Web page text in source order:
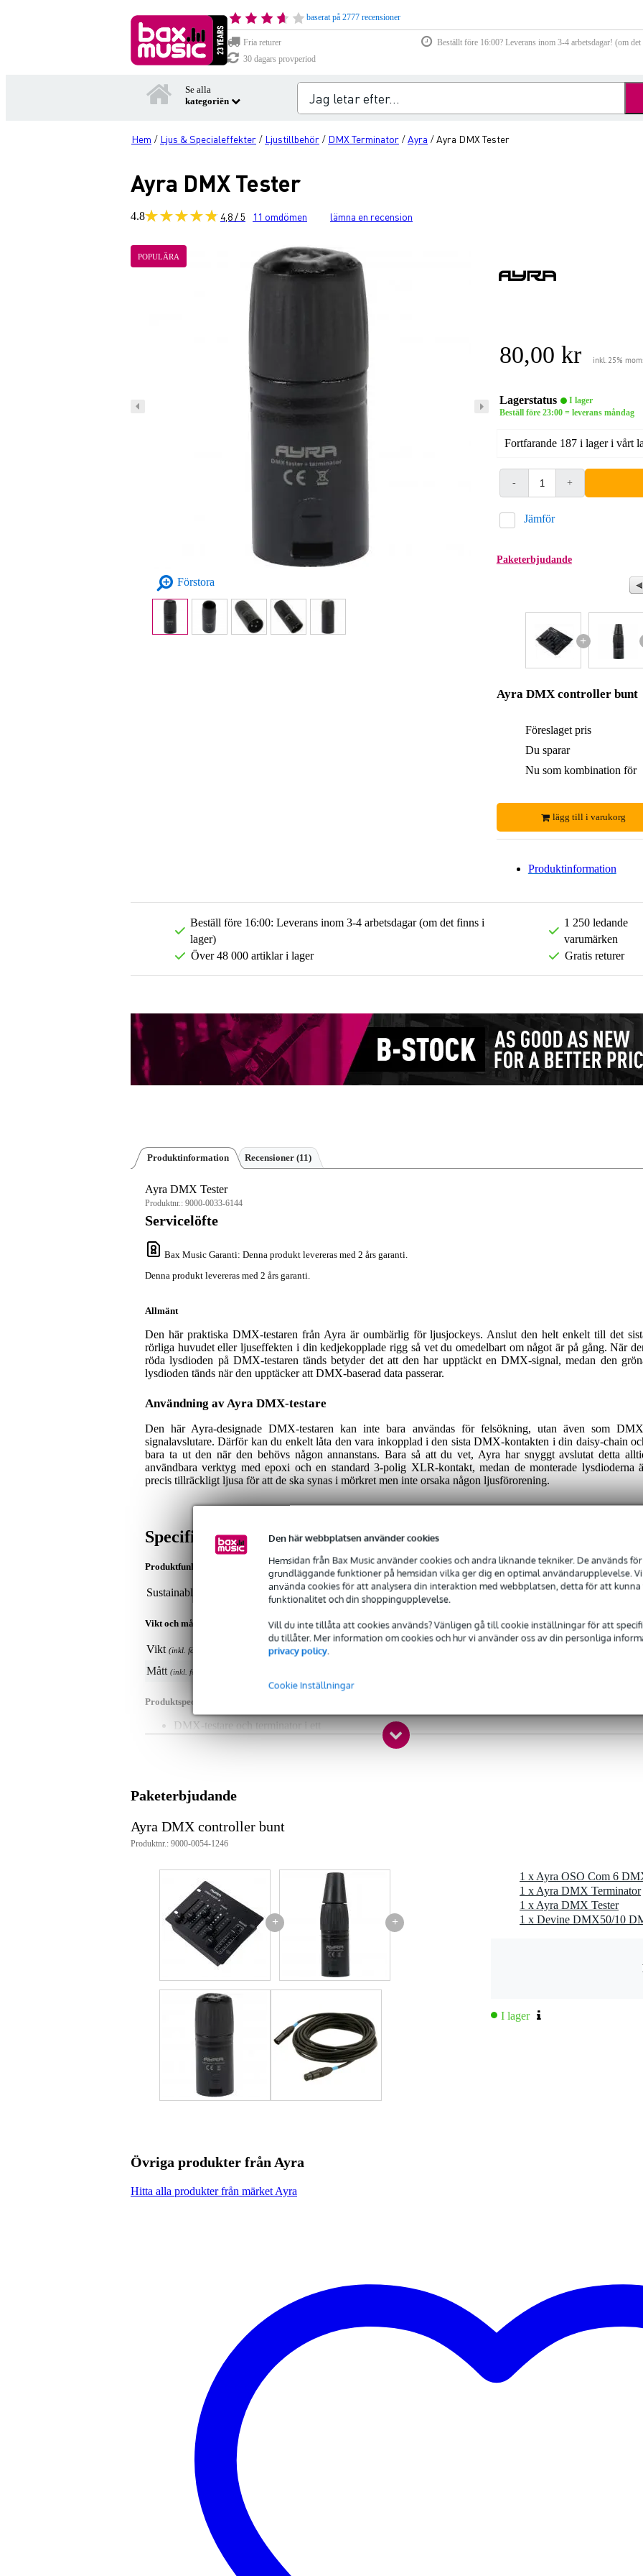
Den här webbplatsen använder cookies
Hemsidan från Bax Music använder cookies och andra liknande tekniker. De används
grundläggande funktioner på hemsidan vilka ger dig en optimal användarupplevelse.
använda cookies för att analysera din interaktion med webbplatsen, detta för att
funktionalitet och din shoppingupplevelse.
Vill du inte tillåta att cookies används? Vänligen gå till cookie inställningar för att
du tillåter. Mer information om cookies och hur vi använder oss av din personliga
privacy policy.
Cookie Inställningar
baserat på 2777 recensioner
Fria returer
Beställt före 16:00? Leverans inom 3-4 arbetsdagar! (om
30 dagars provperiod
Se alla
kategoriën
Hem / Ljus & Specialeffekter / Ljustillbehör / DMX Terminator /Ayra /Ayra DMX Tester
Ayra DMX Tester
4.8 4,8 / 5 11 omdömen lämna en recension
POPULÄRA
Förstora
80,00 kr inkl. 25%
Lagerstatus
I lager
Beställ före 23:00 = leverans måndag
Fortfarande 187 i lager i vårt
- +
Jämför
Paketerbjudande
+
Ayra DMX controller bunt
Föreslaget pris
Du sparar
Nu som kombination för
lägg till i varukorg
Produktinformation
Beställ före 16:00: Leverans inom 3-4 arbetsdagar (om det finns i
lager)
Över 48 000 artiklar i lager
1 250 ledande
varumärken
Gratis returer
Produktinformation Recensioner (11)
Ayra DMX Tester
Produktnr.: 9000-0033-6144
Servicelöfte
Bax Music Garanti: Denna produkt levereras med 2 års garanti.
Denna produkt levereras med 2 års garanti.
Allmänt
Den här praktiska DMX-testaren från Ayra är oumbärlig för ljusjockeys. Anslut den helt enkelt till det
rörliga huvudet eller ljuseffekten i din kedjekopplade rigg så vet du omedelbart om något är på gång. När
röda lysdioden på DMX-testaren tänds betyder det att den har upptäckt en DMX-signal, medan den
lysdioden tänds när den upptäcker att DMX-baserad data passerar.
Användning av Ayra DMX-testare
Den här Ayra-designade DMX-testaren kan inte bara användas för felsökning, utan även som
signalavslutare. Därför kan du enkelt låta den vara inkopplad i den sista DMX-kontakten i din daisy-chain
bara ta ut den när den behövs någon annanstans. Bara så att du vet, Ayra har snyggt avslutat detta
användbara verktyg med epoxi och en standard 3-polig XLR-kontakt, medan de monterade lysdioderna
precis tillräckligt ljusa för att de ska synas i mörkret men inte orsaka någon ljusförorening.
Specifikationer
Produktfunktioner
Sustainable product not specified
Vikt och mått inkluderar förpackning
Vikt (inkl. förpackning)
34 gr
Mått (inkl. förpackning)
Produktspecifikationer
DMX-testare och terminator i ett
grön LED som indikator för data över linjen
resistans: 110 Ohm
tryckt för igenkänning i kabelbox eller adaptersamling
Paketerbjudande
Ayra DMX controller bunt
Produktnr.: 9000-0054-1246
+ +
1 x Ayra OSO Com 6
1 x Ayra DMX Terminator
1 x Ayra DMX Tester
I lager
Övriga produkter från Ayra
Hitta alla produkter från märket Ayra